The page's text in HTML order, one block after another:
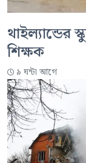
থাইল্যান্ডের
শিক্ষক
৯ ঘন্টা আগে